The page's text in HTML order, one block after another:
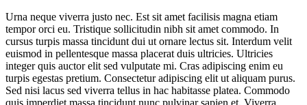
Urna neque viverra justo nec. Est sit amet facilisis magna etiam
tempor orci eu. Tristique sollicitudin nibh sit amet commodo. In
cursus turpis massa tincidunt dui ut ornare lectus sit. Interdum velit
euismod in pellentesque massa placerat duis ultricies. Ultricies
integer quis auctor elit sed vulputate mi. Cras adipiscing enim eu
turpis egestas pretium. Consectetur adipiscing elit ut aliquam purus.
Sed nisi lacus sed viverra tellus in hac habitasse platea. Commodo
quis imperdiet massa tincidunt nunc pulvinar sapien et. Viverra